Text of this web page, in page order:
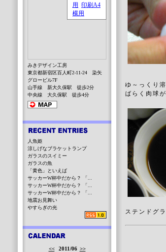
ゆ～っくり
ばらく肉球
ステンドグ
みきデザイン工房
東京都新宿区百人町2-11-24 染矢
グロービル7F
山手線 新大久保駅 徒歩2分
中央線 大久保駅 徒歩4分
人魚姫
涼しげなブラケットランプ
ガラスのスイミー
ガラスの魚
「黄色」といえば
サッカーW杯中だから？ 「...
サッカーW杯中だから？ 「...
サッカーW杯中だから？ 「...
地震お見舞い
やすらぎの光
<< 2011/06 >>